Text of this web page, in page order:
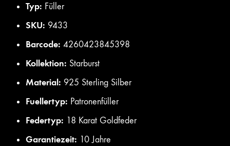
Typ: Füller
SKU: 9433
Barcode: 4260423845398
Kollektion: Starburst
Material: 925 Sterling Silber
Fuellertyp: Patronenfüller
Federtyp: 18 Karat Goldfeder
Garantiezeit: 10 Jahre